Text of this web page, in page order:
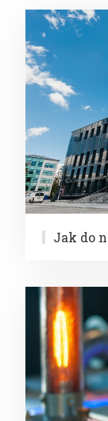
Najnowsze
wpisy
Jak do